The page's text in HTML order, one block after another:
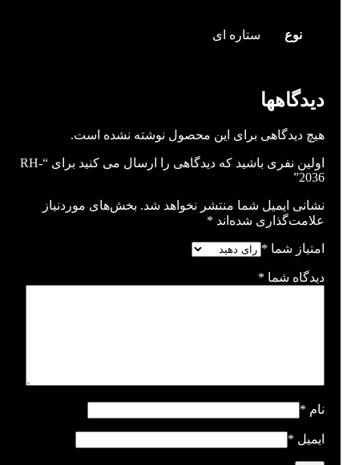
نوع ستاره ای
دیدگاهها
هیچ دیدگاهی برای این محصول نوشته نشده است.
اولین نفری باشید که دیدگاهی را ارسال می کنید برای “RH-
2036”
نشانی ایمیل شما منتشر نخواهد شد. بخش‌های موردنیاز
علامت‌گذاری شده‌اند *
امتیاز شما *
دیدگاه شما *
نام *
ایمیل *